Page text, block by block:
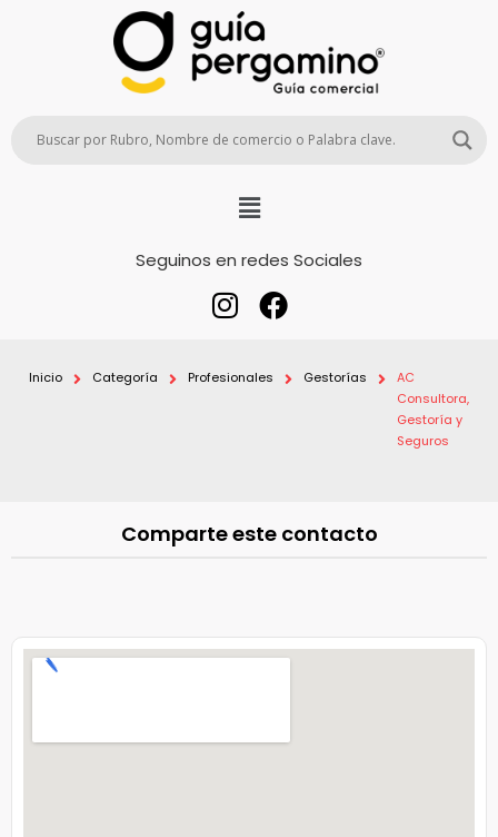
Seguinos en redes Sociales
Inicio Categoría Profesionales Gestorías
AC
Consultora,
Gestoría y
Seguros
Comparte este contacto